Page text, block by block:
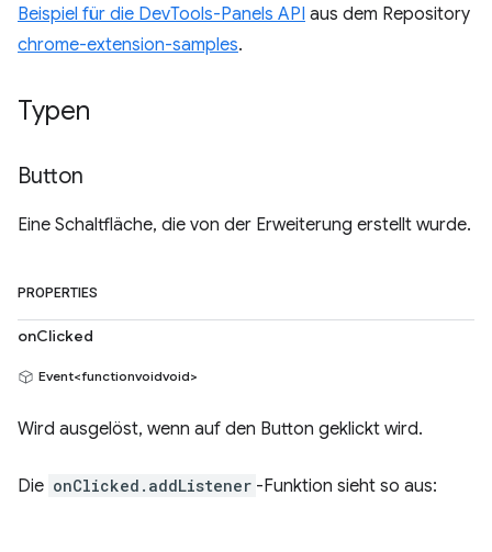
Beispiel für die DevTools-Panels API aus dem Repository
chrome-extension-samples.
Typen
Button
Eine Schaltfläche, die von der Erweiterung erstellt wurde.
PROPERTIES
onClicked
Event<functionvoidvoid>
Wird ausgelöst, wenn auf den Button geklickt wird.
Die onClicked.addListener -Funktion sieht so aus: